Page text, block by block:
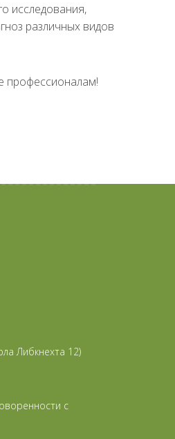
исследования,
различных видов
профессионалам!
Либкнехта 12)
с